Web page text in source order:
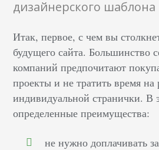
дизайнерского шаблона
Итак, первое, с чем вы
будущего сайта. Большинство
компаний предпочитают
проекты и не тратить время на
индивидуальной странички. В
определенные преимущества:
не нужно доплачивать